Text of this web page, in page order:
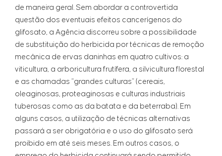
de maneira geral. Sem abordar a controvertida
questão dos eventuais efeitos cancerígenos do
glifosato, a Agência discorreu sobre a possibilidade
de substituição do herbicida por técnicas de remoção
mecânica de ervas daninhas em quatro cultivos: a
viticultura, a arboricultura frutífera, a silvicultura florestal
e as chamadas “grandes culturas” (cereais,
oleaginosas, proteaginosas e culturas industriais
tuberosas como as da batata e da beterraba). Em
alguns casos, a utilização de técnicas alternativas
passará a ser obrigatória e o uso do glifosato será
proibido em até seis meses. Em outros casos, o